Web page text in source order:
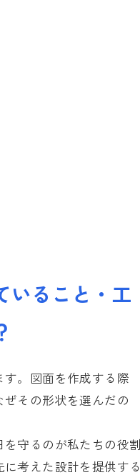
建築設備機材
いること・工
。図面を作成する際
ぜその形状を選んだの
守るのが私たちの役割
考えた設計を提供する